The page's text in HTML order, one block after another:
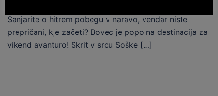
Sanjarite o hitrem pobegu v naravo, vendar niste
prepričani, kje začeti? Bovec je popolna destinacija za
vikend avanturo! Skrit v srcu Soške […]